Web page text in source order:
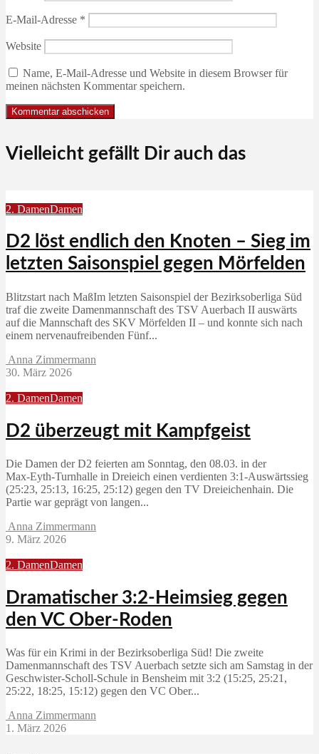
E-Mail-Adresse *
Website
Name, E-Mail-Adresse und Website in diesem Browser für
meinen nächsten Kommentar speichern.
Vielleicht gefällt Dir auch das
2. DamenDamen
D2 löst endlich den Knoten – Sieg im
letzten Saisonspiel gegen Mörfelden
Blitzstart nach MaßIm letzten Saisonspiel der Bezirksoberliga Süd
traf die zweite Damenmannschaft des TSV Auerbach II auswärts
auf die Mannschaft des SKV Mörfelden II – und konnte sich nach
einem nervenaufreibenden Fünf...
Anna Zimmermann
30. März 2026
2. DamenDamen
D2 überzeugt mit Kampfgeist
Die Damen der D2 feierten am Sonntag, den 08.03. in der
Max‑Eyth‑Turnhalle in Dreieich einen verdienten 3:1‑Auswärtssieg
(25:23, 25:13, 16:25, 25:12) gegen den TV Dreieichenhain. Die
Partie war geprägt von langen...
Anna Zimmermann
9. März 2026
2. DamenDamen
Dramatischer 3:2-Heimsieg gegen
den VC Ober-Roden
Was für ein Krimi in der Bezirksoberliga Süd! Die zweite
Damenmannschaft des TSV Auerbach setzte sich am Samstag in der
Geschwister-Scholl-Schule in Bensheim mit 3:2 (15:25, 25:21,
25:22, 18:25, 15:12) gegen den VC Ober...
Anna Zimmermann
1. März 2026